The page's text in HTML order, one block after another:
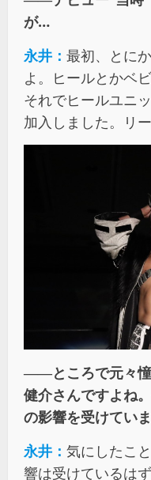
が…
永井： 最初、とに
よ。ヒールとかベ
それでヒールユニ
加入しました。リ
――ところで元々憧
健介さんですよね
の影響を受けてい
永井： 気にしたこ
響は受けているは